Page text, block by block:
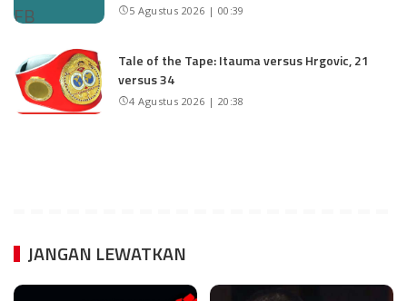
5 Agustus 2026 | 00:39
Tale of the Tape: Itauma versus Hrgovic, 21
versus 34
4 Agustus 2026 | 20:38
JANGAN LEWATKAN